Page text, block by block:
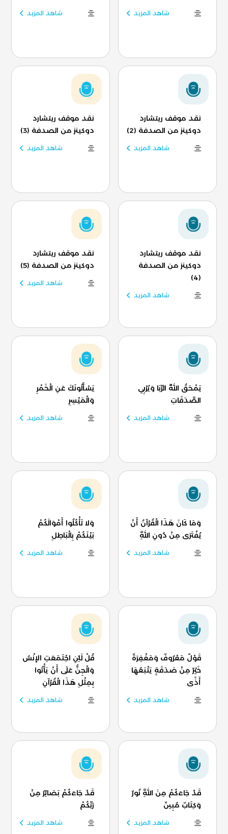
شاهد المزيد شاهد المزيد
نقد موقف ريتشارد
دوكينز من الصدفة (2)
شاهد المزيد
نقد موقف ريتشارد
دوكينز من الصدفة (3)
شاهد المزيد
نقد موقف ريتشارد
دوكينز من الصدفة
(4)
شاهد المزيد
نقد موقف ريتشارد
دوكينز من الصدفة (5)
شاهد المزيد
يَمْحَقُ اللَّهُ الرِّبَا وَيُرْبِي
الصَّدَقَاتِ
شاهد المزيد
يَسْأَلُونَكَ عَنِ الْخَمْرِ
وَالْمَيْسِرِ
شاهد المزيد
وَمَا كَانَ هَذَا الْقُرْآنُ أَنْ
يُفْتَرَى مِنْ دُونِ اللَّهِ
شاهد المزيد
وَلا تَأْكُلُوا أَمْوَالَكُمْ
بَيْنَكُمْ بِالْبَاطِلِ
شاهد المزيد
قَوْلٌ مَعْرُوفٌ وَمَغْفِرَةٌ
خَيْرٌ مِنْ صَدَقَةٍ يَتْبَعُهَا
أَذًى
شاهد المزيد
قُلْ لَئِنِ اجْتَمَعَتِ الإنْسُ
وَالْجِنُّ عَلَى أَنْ يَأْتُوا
بِمِثْلِ هَذَا الْقُرْآنِ
شاهد المزيد
قَدْ جَاءَكُمْ مِنَ اللَّهِ نُورٌ
وَكِتَابٌ مُبِينٌ
شاهد المزيد
قَدْ جَاءَكُمْ بَصَائِرُ مِنْ
رَبِّكُمْ
شاهد المزيد